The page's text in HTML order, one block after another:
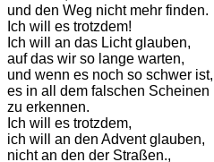
und den Weg nicht mehr finden.
Ich will es trotzdem!
Ich will an das Licht glauben,
auf das wir so lange warten,
und wenn es noch so schwer ist,
es in all dem falschen Scheinen
zu erkennen.
Ich will es trotzdem,
ich will an den Advent glauben,
nicht an den der Straßen.,